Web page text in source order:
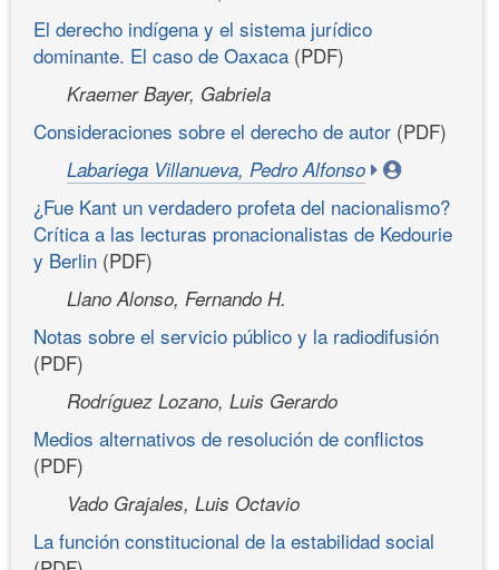
El derecho indígena y el sistema jurídico
dominante. El caso de Oaxaca (PDF)
Kraemer Bayer, Gabriela
Consideraciones sobre el derecho de autor (PDF)
Labariega Villanueva, Pedro Alfonso
¿Fue Kant un verdadero profeta del nacionalismo?
Crítica a las lecturas pronacionalistas de Kedourie
y Berlin (PDF)
Llano Alonso, Fernando H.
Notas sobre el servicio público y la radiodifusión
(PDF)
Rodríguez Lozano, Luis Gerardo
Medios alternativos de resolución de conflictos
(PDF)
Vado Grajales, Luis Octavio
La función constitucional de la estabilidad social